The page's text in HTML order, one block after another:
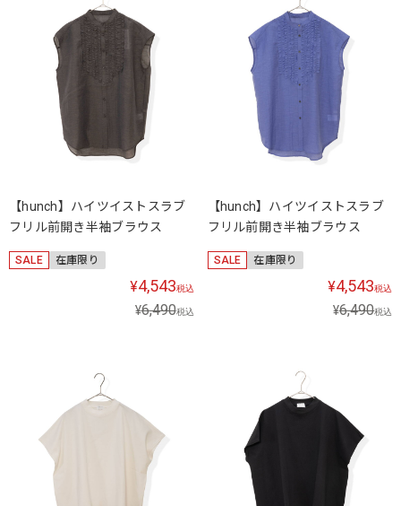
【hunch】ハイツイストスラブ
フリル前開き半袖ブラウス
SALE 在庫限り
¥4,543税込
¥6,490税込
【hunch】ハイツイストスラブ
フリル前開き半袖ブラウス
SALE 在庫限り
¥4,543税込
¥6,490税込